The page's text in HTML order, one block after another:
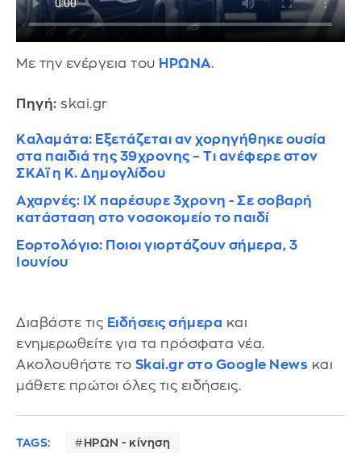
Με την ενέργεια του ΗΡΩΝΑ.
Πηγή: skai.gr
Καλαμάτα: Εξετάζεται αν χορηγήθηκε ουσία
στα παιδιά της 39χρονης – Τι ανέφερε στον
ΣΚΑϊ η Κ. Δημογλίδου
Αχαρνές: ΙΧ παρέσυρε 3χρονη - Σε σοβαρή
κατάσταση στο νοσοκομείο το παιδί
Εορτολόγιο: Ποιοι γιορτάζουν σήμερα, 3
Ιουνίου
Διαβάστε τις Ειδήσεις σήμερα και
ενημερωθείτε για τα πρόσφατα νέα.
Ακολουθήστε το Skai.gr στο Google News και
μάθετε πρώτοι όλες τις ειδήσεις.
TAGS: ΗΡΩΝ - κίνηση